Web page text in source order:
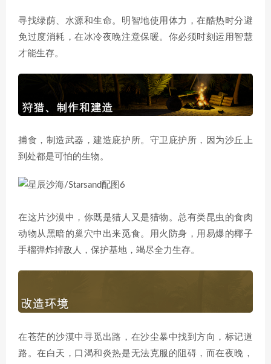
寻找绿荫、水源和生命。明智地使用体力，在酷热时分避
免过度消耗，在冰冷夜晚注意保暖。你必须时刻运用智慧
才能生存。
捕食，制造武器，建造庇护所。守卫庇护所，因为沙丘上
到处都是可怕的生物。
在这片沙漠中，你既是猎人又是猎物。总有类昆虫的食肉
动物从黑暗的巢穴中出来觅食。用火防身，用易爆的椰子
手榴弹炸掉敌人，保护基地，竭尽全力生存。
在苍茫的沙漠中寻觅出路，在沙尘暴中找到方向，标记道
路。在白天，口渴和炎热是无法克服的阻碍，而在夜晚，